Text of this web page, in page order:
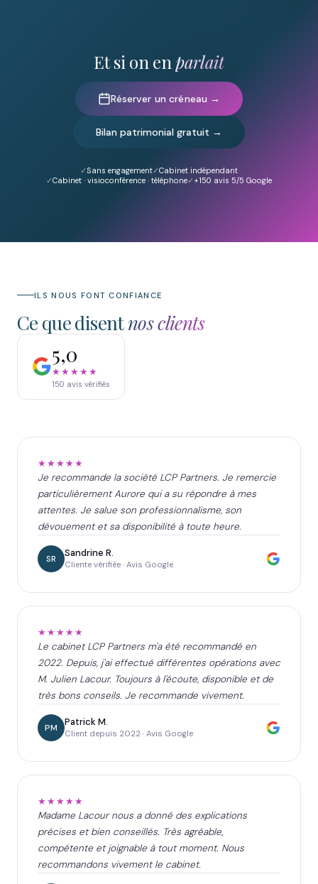
Et si on enparlait
Réserver un créneau →
Bilan patrimonial gratuit →
Sans engagement
Cabinet indépendant
Cabinet · visioconférence · téléphone
+150 avis 5/5 Google
ILS NOUS FONT CONFIANCE
Ce que disentnos clients
5,0
★★★★★
150 avis vérifiés
★★★★★
Je recommande la société LCP Partners. Je remercie
particulièrement Aurore qui a su répondre à mes
attentes. Je salue son professionnalisme, son
dévouement et sa disponibilité à toute heure.
SR Sandrine R.
Cliente vérifiée · Avis Google
★★★★★
Le cabinet LCP Partners m'a été recommandé en
2022. Depuis, j'ai effectué différentes opérations avec
M. Julien Lacour. Toujours à l'écoute, disponible et de
très bons conseils. Je recommande vivement.
PM Patrick M.
Client depuis 2022 · Avis Google
★★★★★
Madame Lacour nous a donné des explications
précises et bien conseillés. Très agréable,
compétente et joignable à tout moment. Nous
recommandons vivement le cabinet.